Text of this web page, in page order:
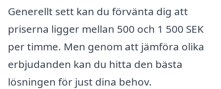
Generellt sett kan du förvänta dig att
priserna ligger mellan 500 och 1 500 SEK
per timme. Men genom att jämföra olika
erbjudanden kan du hitta den bästa
lösningen för just dina behov.